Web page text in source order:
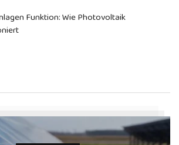
Funktion: Wie Photovoltaik